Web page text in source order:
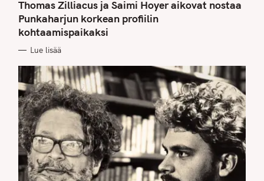
T
E
G
O
R
I
S
Thomas Zilliacus ja Saimi Hoyer aikovat nostaa
Punkaharjun korkean profiilin
kohtaamispaikaksi
Lue lisää